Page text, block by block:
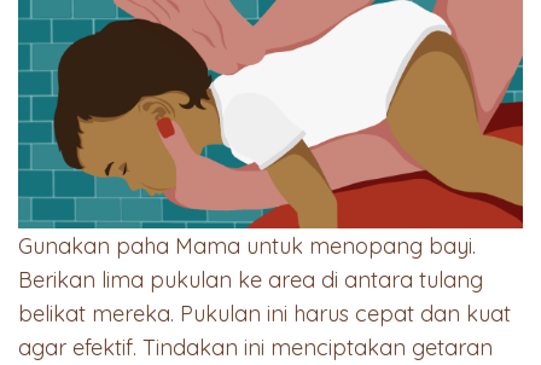
Gunakan paha Mama untuk menopang bayi.
Berikan lima pukulan ke area di antara tulang
belikat mereka. Pukulan ini harus cepat dan kuat
agar efektif. Tindakan ini menciptakan getaran